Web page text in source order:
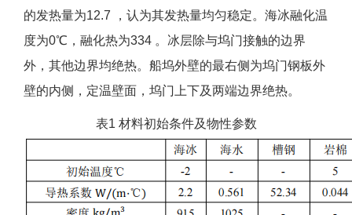
的发热量为12.7 ，认为其发热量均匀稳定。海冰融化温
度为0℃，融化热为334 。冰层除与坞门接触的边界
外，其他边界均绝热。船坞外壁的最右侧为坞门钢板外
壁的内侧，定温壁面，坞门上下及两端边界绝热。
表1 材料初始条件及物性参数